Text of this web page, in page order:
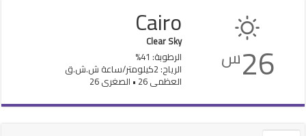
26س
Cairo
Clear Sky
الرطوبة: 41%
الرياح: 2كيلومتر/ساعة ش.ش.ق‎
العظمى 26 • الصغرى 26